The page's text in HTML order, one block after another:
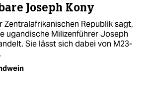
Joseph Kony
Zentralafrikanischen Republik sagt,
ugandische Milizenführer Joseph
Sie lässt sich dabei von M23-